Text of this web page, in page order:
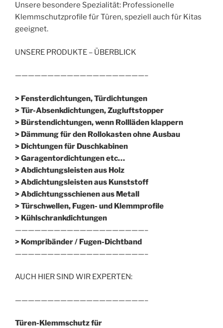
Unsere besondere Spezialität: Professionelle
Klemmschutzprofile für Türen, speziell auch für Kitas
geeignet.
UNSERE PRODUKTE – ÜBERBLICK
————————————————————–
> Fensterdichtungen, Türdichtungen
> Tür-Absenkdichtungen, Zugluftstopper
> Bürstendichtungen, wenn Rollläden klappern
> Dämmung für den Rollokasten ohne Ausbau
> Dichtungen für Duschkabinen
> Garagentordichtungen etc…
> Abdichtungsleisten aus Holz
> Abdichtungsleisten aus Kunststoff
> Abdichtungsschienen aus Metall
> Türschwellen, Fugen- und Klemmprofile
> Kühlschrankdichtungen
————————————————————–
> Kompribänder / Fugen-Dichtband
————————————————————–
AUCH HIER SIND WIR EXPERTEN:
————————————————————–
Türen-Klemmschutz für